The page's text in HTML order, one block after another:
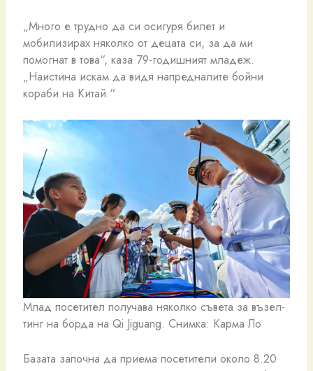
„Много е трудно да си осигуря билет и
мобилизирах няколко от децата си, за да ми
помогнат в това“, каза 79-годишният младеж.
„Наистина искам да видя напредналите бойни
кораби на Китай.“
Млад посетител получава няколко съвета за възел-
тинг на борда на Qi Jiguang. Снимка: Карма Ло
Базата започна да приема посетители около 8.20